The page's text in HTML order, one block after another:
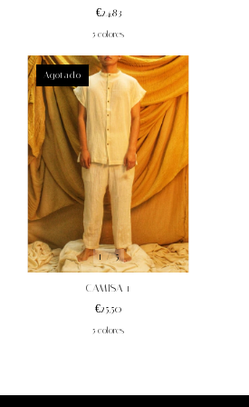
€24,83
5 colores
1 /5
Agotado
CAMISA 1
€25,50
5 colores